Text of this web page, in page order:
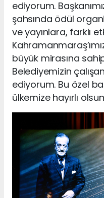
ediyorum.
şahsında ödül
ve yayınlara, farklı
büyük mirasına
Belediyemizin
ediyorum. Bu özel
ülkemize hayırlı